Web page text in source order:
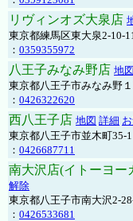
リヴィンオズ大泉店
東京都練馬区東大泉2-
： 0359355972
八王子みなみ野店 地図
東京都八王子市みなみ野
： 0426322620
西八王子店 地図 詳細
東京都八王子市並木町35-1
： 0426687711
南大沢店(イトーヨー
解除
東京都八王子市南大沢2-
： 0426533681